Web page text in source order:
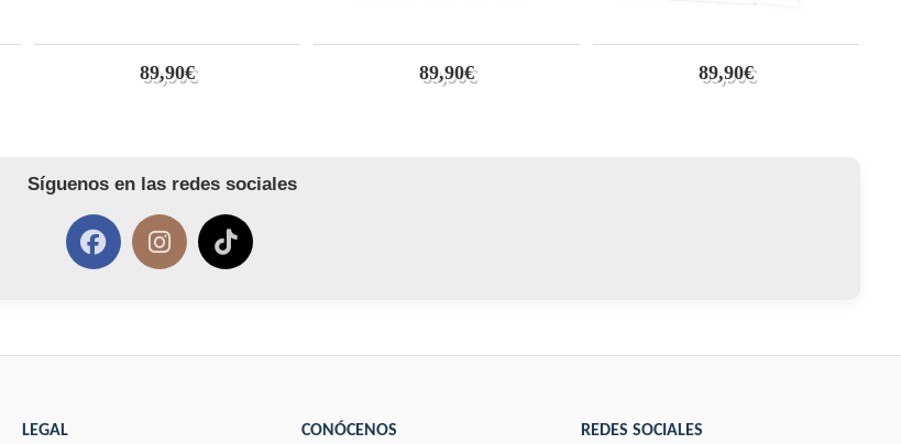
89,90€ 89,90€ 89,90€
Síguenos en las redes sociales
LEGAL CONÓCENOS REDES SOCIALES